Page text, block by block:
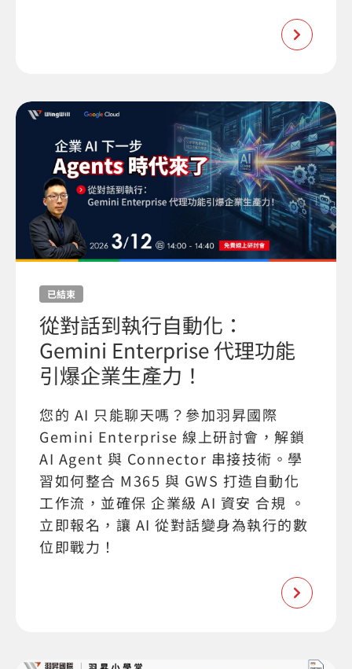
已結束
從對話到執行自動化：
Gemini Enterprise 代理功能
引爆企業生產力！
您的 AI 只能聊天嗎？參加羽昇國際
Gemini Enterprise 線上研討會，解鎖
AI Agent 與 Connector 串接技術。學
習如何整合 M365 與 GWS 打造自動化
工作流，並確保 企業級 AI 資安 合規 。
立即報名，讓 AI 從對話變身為執行的數
位即戰力！